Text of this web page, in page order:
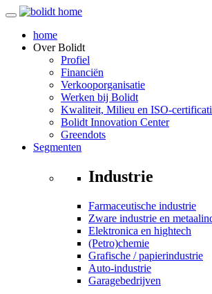
home
OverBolidt
Profiel
Financiën
Verkooporganisatie
Werken bij Bolidt
Kwaliteit, Milieu en ISO-
Bolidt Innovation Center
Greendots
Segmenten
Industrie
Farmaceutische industrie
Zware industrie en
Elektronica en hightech
(Petro)chemie
Grafische / papierindustrie
Auto-industrie
Garagebedrijven